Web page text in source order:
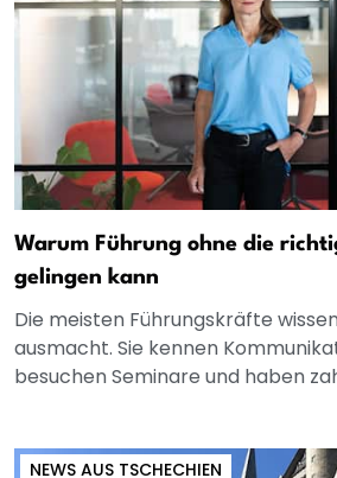
Warum Führung ohne die
gelingen kann
Die meisten Führungskräfte
ausmacht. Sie kennen
besuchen Seminare und haben
NEWS AUS TSCHECHIEN